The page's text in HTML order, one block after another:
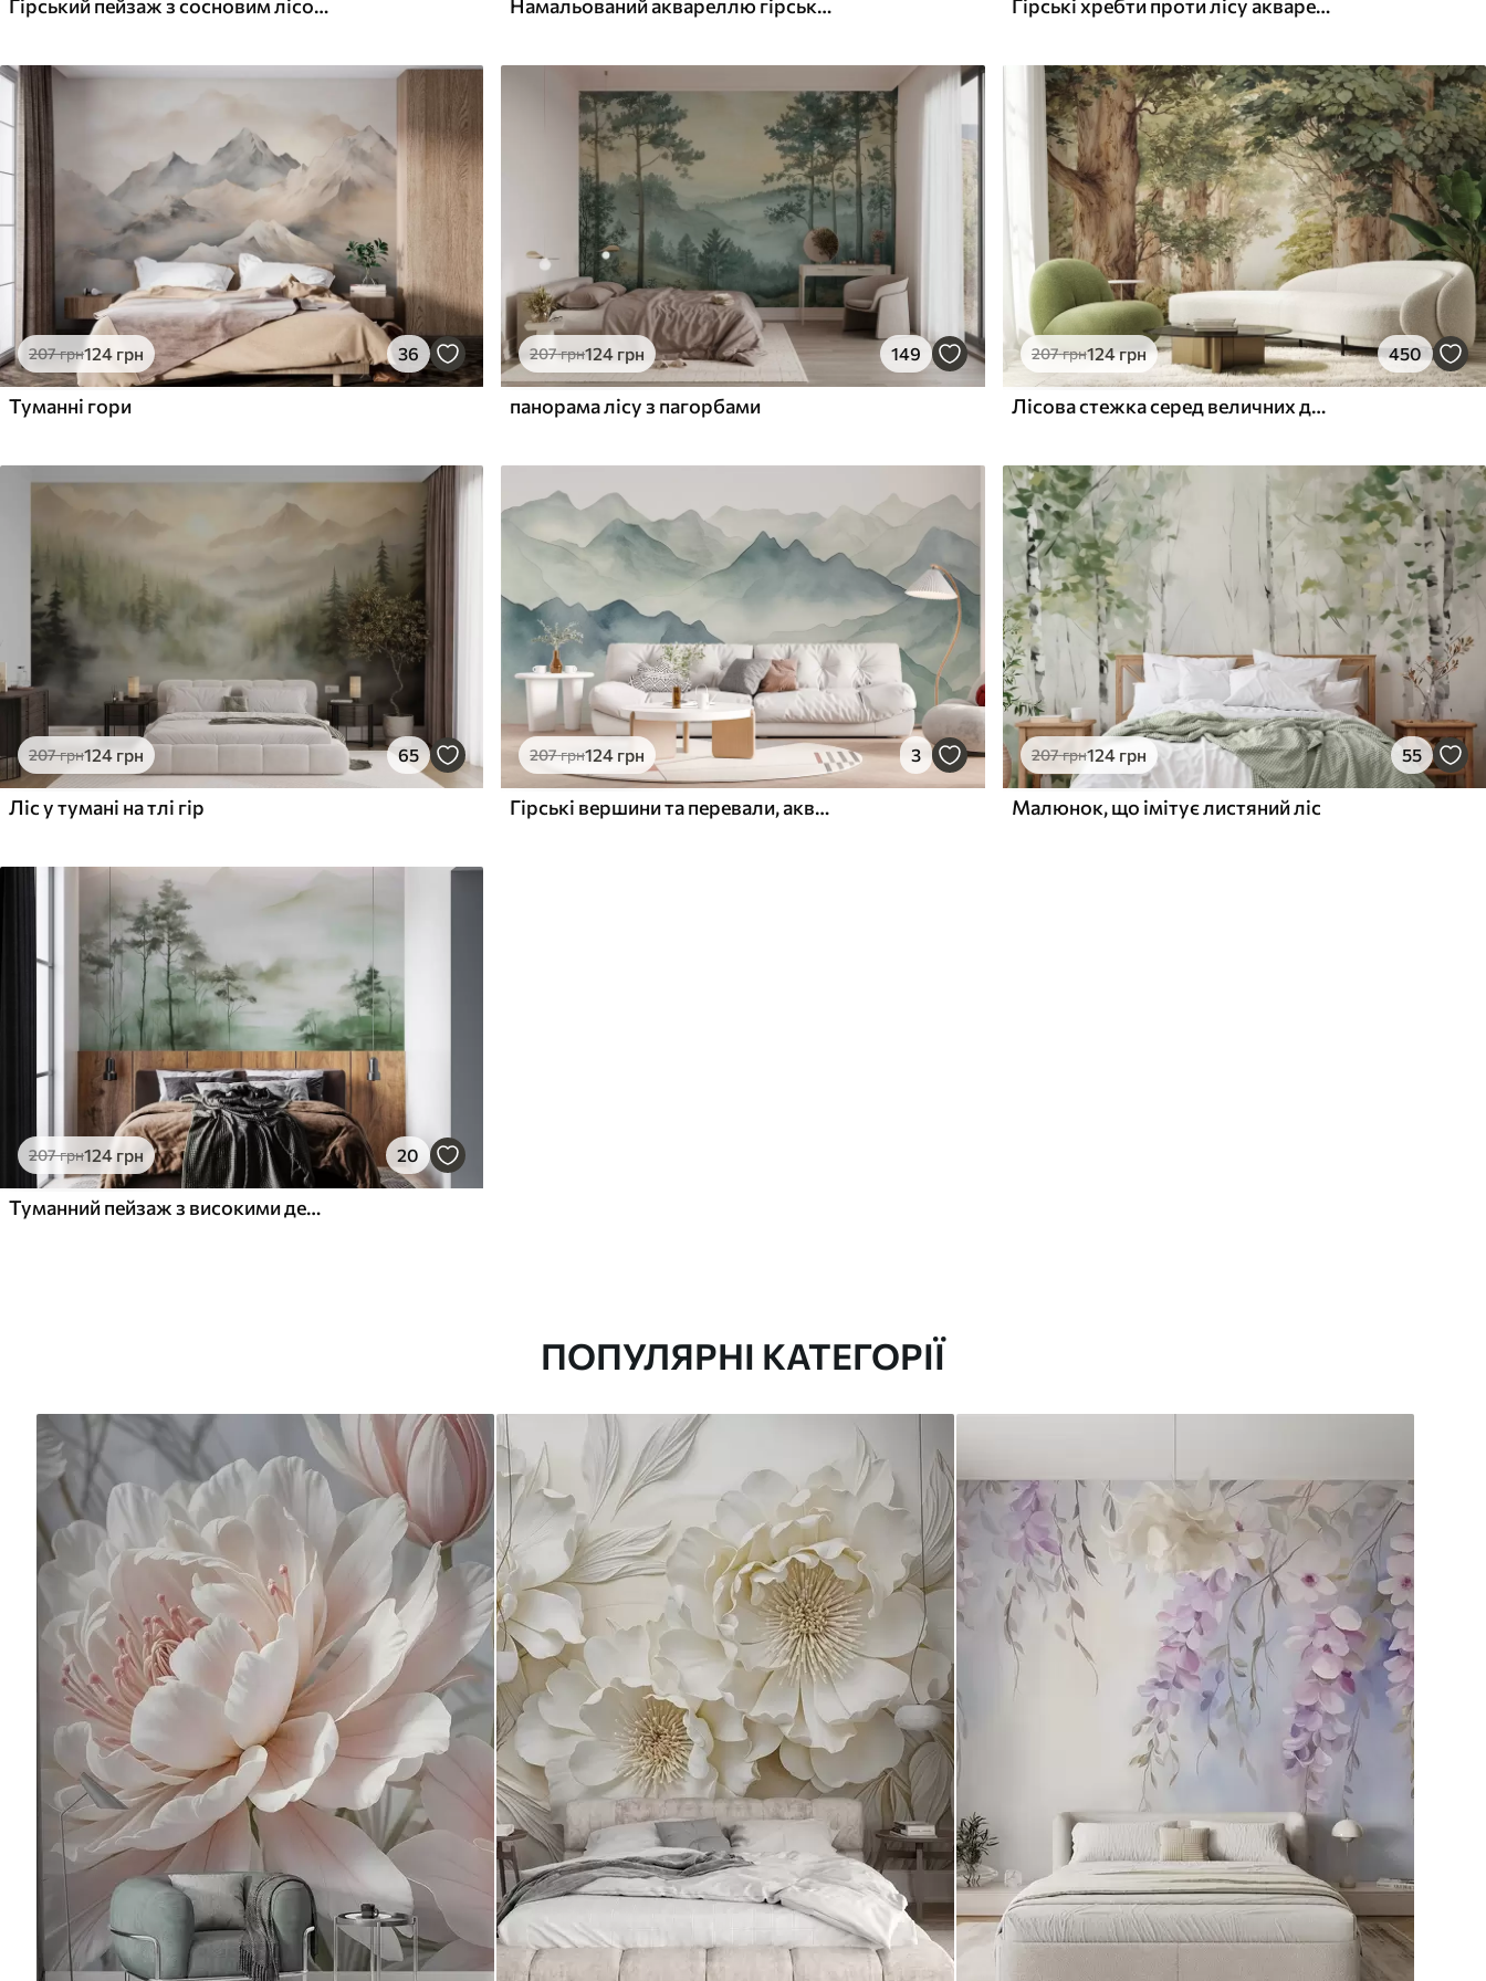
1216 730грн/м² 875грн/м²
Гірський пейзаж з сосновим лісом і шаруватими горами на світанку з легким туманом, аквареллю, що імітує мистецтво Намальований аквареллю гірський пейзаж Гірські хребти проти лісу аквареллю
207грн124 грн 36
Туманні гори
207грн124 грн 149
панорама лісу з пагорбами
207грн124грн 450
Лісова стежка серед величних дерев у стилі акварелі
207грн124 грн 65
Ліс у тумані на тлі гір
207грн124 грн 3
Гірські вершини та перевали, акварель, краєвид, пейзаж, блакитний, сірий колір
207грн124 грн 55
Малюнок, що імітує листяний ліс
207грн124 грн 20
Туманний пейзаж з високими деревами та горами в приглушених зелених і сірих тонах, мінімалістичний стиль, текстурований
ПОПУЛЯРНІ КАТЕГОРІЇ